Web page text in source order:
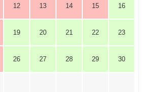
12 13 14 15 16
19 20 21 22 23
26 27 28 29 30